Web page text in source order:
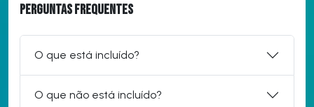
Perguntas frequentes
O que está incluído?
O que não está incluído?